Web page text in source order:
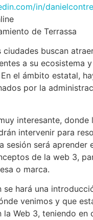
in/
de Terrassa
ciudades buscan
a su ecosistema
el ámbito estatal,
por la
interesante, donde
intervenir para
sesión será aprender
de la web 3,
o marca.
se hará una
venimos y que
la Web 3, teniendo en